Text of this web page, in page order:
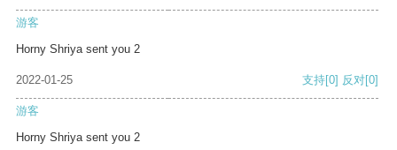
游客
Horny Shriya sent you 2
2022-01-25 支持[0] 反对[0]
游客
Horny Shriya sent you 2